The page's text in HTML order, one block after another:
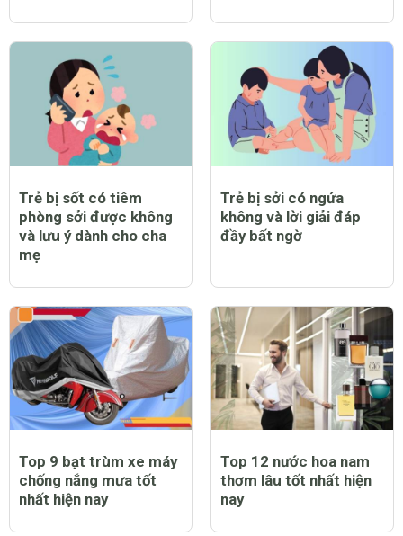
Trẻ bị sởi có nằm điều
hòa được không?
Trẻ bị sởi có được bật
quạt không và lưu ý cần
thiết khi chăm sóc trẻ
bị bệnh
và lưu ý dành cho cha
mẹ
đầy bất ngờ